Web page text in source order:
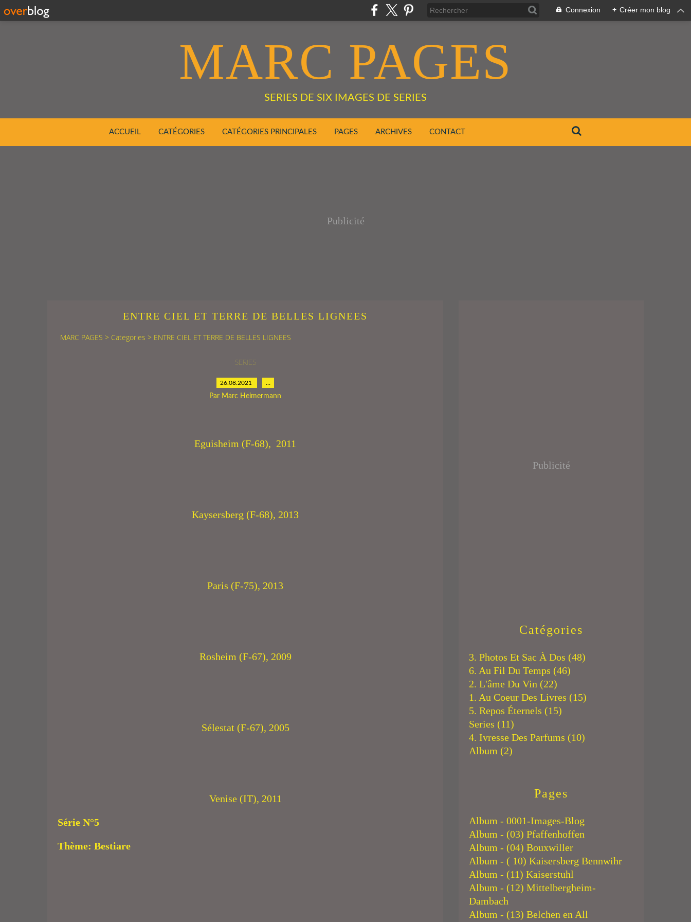
Connexion + Créer mon blog
MARC PAGES
SERIES DE SIX IMAGES DE SERIES
ACCUEIL CATÉGORIES CATÉGORIES PRINCIPALES PAGES ARCHIVES CONTACT
Publicité
ENTRE CIEL ET TERRE DE BELLES LIGNEES
MARC PAGES > Categories > ENTRE CIEL ET TERRE DE BELLES LIGNEES
SERIES
26.08.2021 …
Par Marc Heimermann
Eguisheim (F-68), 2011
Kaysersberg (F-68), 2013
Paris (F-75), 2013
Rosheim (F-67), 2009
Sélestat (F-67), 2005
Venise (IT), 2011
Série N°5
Thème: Bestiare
Publicité
Catégories
3. Photos Et Sac À Dos (48)
6. Au Fil Du Temps (46)
2. L'âme Du Vin (22)
1. Au Coeur Des Livres (15)
5. Repos Éternels (15)
Series (11)
4. Ivresse Des Parfums (10)
Album (2)
Pages
Album - 0001-Images-Blog
Album - (03) Pfaffenhoffen
Album - (04) Bouxwiller
Album - ( 10) Kaisersberg Bennwihr
Album - (11) Kaiserstuhl
Album - (12) Mittelbergheim-
Dambach
Album - (13) Belchen en All